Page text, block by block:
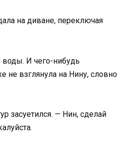
на диване, переключая
И чего-нибудь
не взглянула на Нину, словно
засуетился. — Нин, сделай